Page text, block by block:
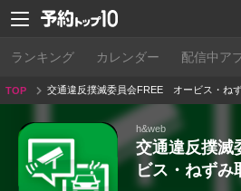
ランキング カレンダー 配信中ア
TOP
交通違反撲滅委員会FREE オービス・ね
り・Nシステム
h&web
交通違反撲
ビス・ねずみ